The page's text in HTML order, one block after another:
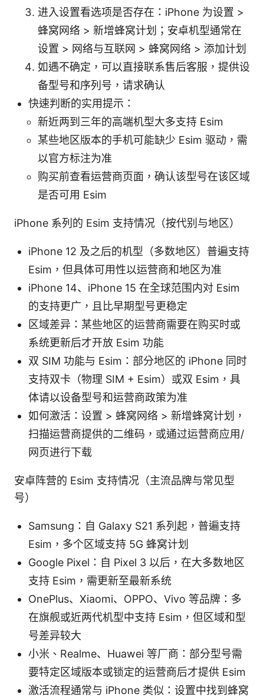
进入设置看选项是否存在：iPhone 为设置 >
蜂窝网络 > 新增蜂窝计划；安卓机型通常在
设置 > 网络与互联网 > 蜂窝网络 > 添加计划
如遇不确定，可以直接联系售后客服，提供设
备型号和序列号，请求确认
快速判断的实用提示：
新近两到三年的高端机型大多支持 Esim
某些地区版本的手机可能缺少 Esim 驱动，需
以官方标注为准
购买前查看运营商页面，确认该型号在该区域
是否可用 Esim
iPhone 系列的 Esim 支持情况（按代别与地区）
iPhone 12 及之后的机型（多数地区）普遍支持
Esim，但具体可用性以运营商和地区为准
iPhone 14、iPhone 15 在全球范围内对 Esim
的支持更广，且比早期型号更稳定
区域差异：某些地区的运营商需要在购买时或
系统更新后才开放 Esim 功能
双 SIM 功能与 Esim：部分地区的 iPhone 同时
支持双卡（物理 SIM + Esim）或双 Esim，具
体请以设备型号和运营商政策为准
如何激活：设置 > 蜂窝网络 > 新增蜂窝计划，
扫描运营商提供的二维码，或通过运营商应用/
网页进行下载
安卓阵营的 Esim 支持情况（主流品牌与常见型
号）
Samsung：自 Galaxy S21 系列起，普遍支持
Esim，多个区域支持 5G 蜂窝计划
Google Pixel：自 Pixel 3 以后，在大多数地区
支持 Esim，需更新至最新系统
OnePlus、Xiaomi、OPPO、Vivo 等品牌：多
在旗舰或近两代机型中支持 Esim，但区域和型
号差异较大
小米、Realme、Huawei 等厂商：部分型号需
要特定区域版本或锁定的运营商后才提供 Esim
激活流程通常与 iPhone 类似：设置中找到蜂窝